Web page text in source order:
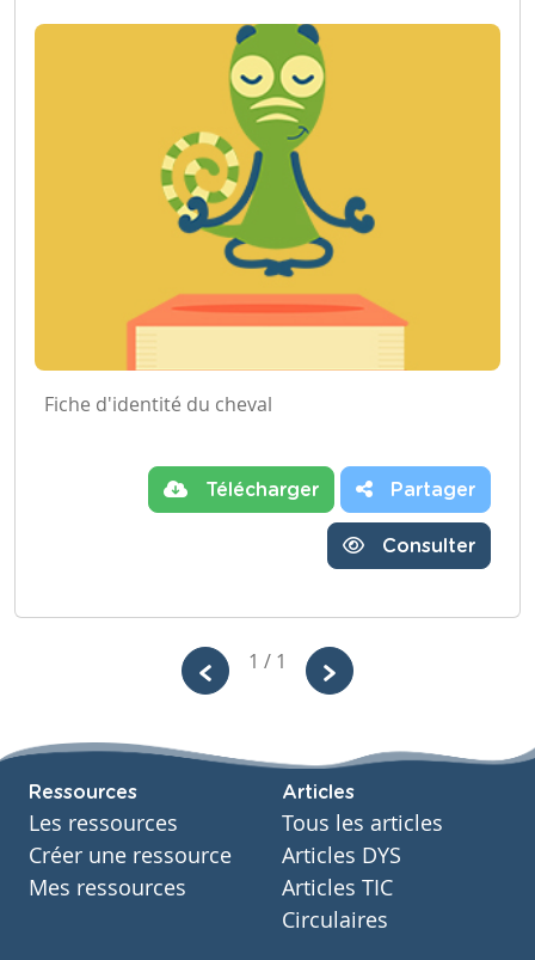
Fiche d'identité du cheval
Télécharger Partager
Consulter
1 / 1
Ressources
Les ressources
Créer une ressource
Mes ressources
Articles
Tous les articles
Articles DYS
Articles TIC
Circulaires